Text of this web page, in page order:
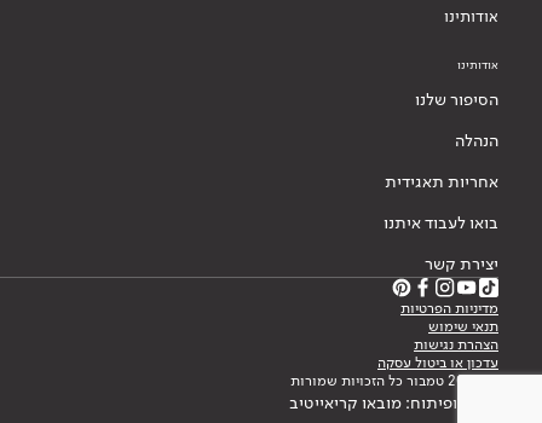
אודותינו
אודותינו
הסיפור שלנו
הנהלה
אחריות תאגידית
בואו לעבוד איתנו
יצירת קשר
מדיניות הפרטיות
תנאי שימוש
הצהרת נגישות
עדכון או ביטול עסקה
© 2026 טמבור כל הזכויות שמורות
עיצוב ופיתוח: מובאו קריאייטיב